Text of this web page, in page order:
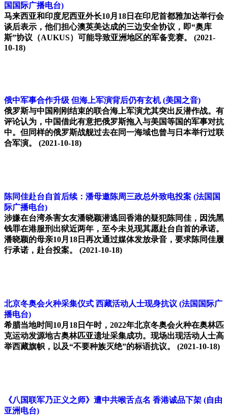
国国际广播电台)
马来西亚和印度尼西亚外长10月18日在印尼首都雅加达举行会
谈后表示，他们担心澳英美达成的三边安全协议，即“奥库
斯”协议（AUKUS）可能导致亚洲地区的军备竞赛。 (2021-
10-18)
俄中军事合作升级 但海上军演背后仍有玄机 (美国之音)
俄罗斯与中国刚刚结束的联合海上军演尤其突出反潜作战。有
评论认为，中国借此有意把俄罗斯拖入与美国等国的军事对抗
中。但同样的俄罗斯战舰过去在同一海域也曾与日本举行过联
合军演。
(2021-10-18)
陈同佳赴台自首后续：潘母邀陈周三政总外致电投案 (法国国
际广播电台)
涉嫌在台湾杀害女友潘晓颖潜逃回香港的疑犯陈同佳，因洗黑
钱罪在港服刑出狱近两年，至今未兑现其愿赴台自首的承诺。
潘晓颖的母亲10月18日再次通过媒体发放录音，要求陈同佳履
行承诺，赴台投案。 (2021-10-18)
北京冬奥会火种采集仪式 西藏活动人士现身抗议 (法国国际广
播电台)
希腊当地时间10月18日午时，2022年北京冬奥会火种在奥林匹
克运动发源地古奥林匹亚遗址采集成功。现场出现活动人士高
举西藏旗帜，以及“不要种族灭绝”的标语抗议。 (2021-10-18)
《八国联军乃正义之师》遭中共喉舌点名 香港诚品下架 (自由
亚洲电台)